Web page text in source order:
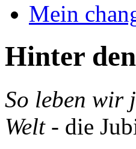
Mein
Hinter
So leben wir
Welt- die